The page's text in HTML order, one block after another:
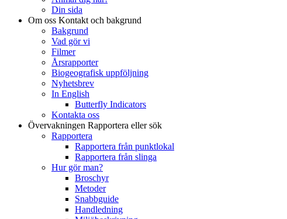
Din sida
Om oss Kontakt och bakgrund
Bakgrund
Vad gör vi
Filmer
Årsrapporter
Biogeografisk uppföljning
Nyhetsbrev
In English
Butterfly Indicators
Kontakta oss
Övervakningen Rapportera eller sök
Rapportera
Rapportera från punktlokal
Rapportera från slinga
Hur gör man?
Broschyr
Metoder
Snabbguide
Handledning